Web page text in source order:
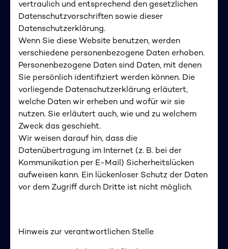
vertraulich und entsprechend den gesetzlichen
Datenschutzvorschriften sowie dieser
Datenschutzerklärung.
Wenn Sie diese Website benutzen, werden
verschiedene personenbezogene Daten erhoben.
Personenbezogene Daten sind Daten, mit denen
Sie persönlich identifiziert werden können. Die
vorliegende Datenschutzerklärung erläutert,
welche Daten wir erheben und wofür wir sie
nutzen. Sie erläutert auch, wie und zu welchem
Zweck das geschieht.
Wir weisen darauf hin, dass die
Datenübertragung im Internet (z. B. bei der
Kommunikation per E-Mail) Sicherheitslücken
aufweisen kann. Ein lückenloser Schutz der Daten
vor dem Zugriff durch Dritte ist nicht möglich.
Hinweis zur verantwortlichen Stelle